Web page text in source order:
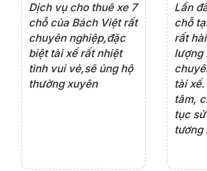
Dịch vụ cho thuê xe 7
chỗ của Bách Việt rất
chuyên nghiệp,đặc
biệt tài xế rất nhiệt
tình vui vẻ,sẽ ủng hộ
thường xuyên
Lần
chỗ
rất
lượng
tài
tâm,
tục
tương